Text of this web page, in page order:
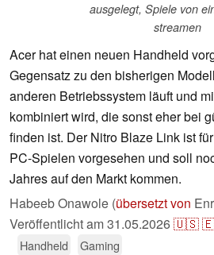
ausgelegt, Spiele von
streamen
Acer hat einen neuen Handheld
Gegensatz zu den bisherigen
anderen Betriebssystem läuft und
kombiniert wird, die sonst eher bei
finden ist. Der Nitro Blaze Link ist
PC-Spielen vorgesehen und soll
Jahres auf den Markt kommen.
Habeeb Onawole (übersetzt von
Veröffentlicht am31.05.2026🇺🇸
Handheld Gaming